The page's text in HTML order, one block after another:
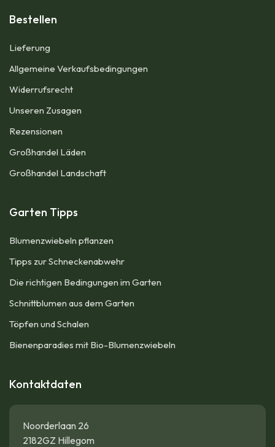
Bestellen
Lieferung
Allgemeine Verkaufsbedingungen​
Widerrufsrecht
Unseren Zusagen
Rezensionen​
Großhandel Läden
Großhandel Landschaft
Garten Tipps
Blumenzwiebeln pflanzen
Tipps zur Schneckenabwehr
Die richtigen Bedingungen im Garten
Schnittblumen aus dem Garten
Töpfen und Schalen
Bienenparadies mit Bio-Blumenzwiebeln
Kontaktdaten
Noorderlaan 26
2182GZ Hillegom